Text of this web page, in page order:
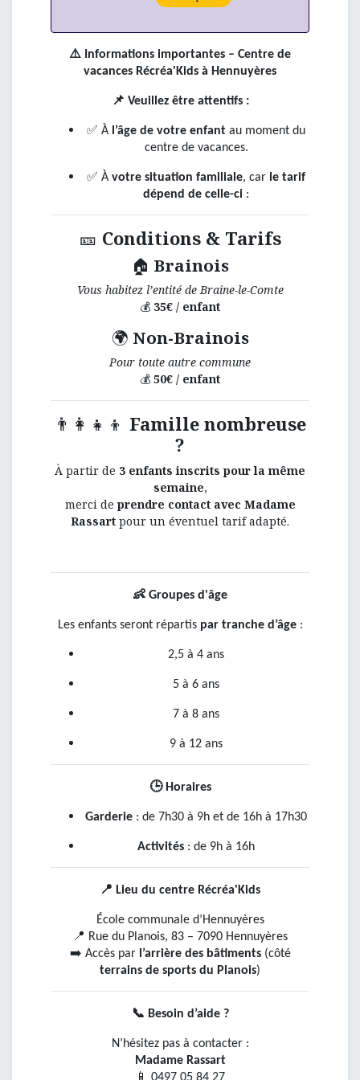
⚠️ Informations importantes – Centre de
vacances Récréa'Kids à Hennuyères
📌 Veuillez être attentifs :
✅ À l’âge de votre enfant au moment du
centre de vacances.
✅ À votre situation familiale, car le tarif
dépend de celle-ci :
🎫 Conditions & Tarifs
🏠 Brainois
Vous habitez l’entité de Braine-le-Comte
💰 35€ / enfant
🌍 Non-Brainois
Pour toute autre commune
💰 50€ / enfant
👨‍👩‍👧‍👦 Famille nombreuse
?
À partir de 3 enfants inscrits pour la même
semaine,
merci de prendre contact avec Madame
Rassart pour un éventuel tarif adapté.
👶 Groupes d'âge
Les enfants seront répartis par tranche d’âge:
2,5 à 4 ans
5 à 6 ans
7 à 8 ans
9 à 12 ans
🕒Horaires
Garderie : de 7h30 à 9h et de 16h à 17h30
Activités : de 9h à 16h
📍 Lieu du centre Récréa'Kids
École communale d’Hennuyères
📍 Rue du Planois, 83 – 7090 Hennuyères
➡️ Accès par l’arrière des bâtiments(côté
terrains de sports du Planois)
📞 Besoin d’aide ?
N’hésitez pas à contacter :
Madame Rassart
📱